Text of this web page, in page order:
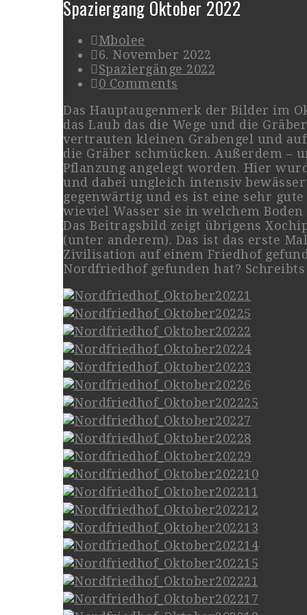
Spaziergang Oktober 2022
Mbolee
6. November 2022
Spaziergänge 2022
0 Comments
Das Hauptaugenmerk der Bilder im
das Laub das die Wege und die
vertrauten kleinen Grabengel und
die Gräber schmücken. Außerdem –
Pflanzung angelegt worden. Hier
und dabei ungleich intensiv
gegenwärtig und es ist eine sehr
wieviel Wasser sie in welchem
Das Beitragsbild zeigt übrigens
(unter anderem). Das ist das erste
Zivilisation auf einem Friedhof
Nordfriedhof gefunden hat?